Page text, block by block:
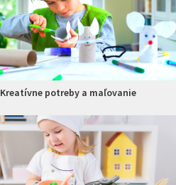
Kreatívne potreby a maľovanie